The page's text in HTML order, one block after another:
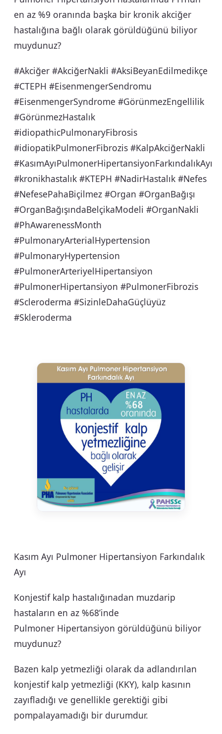
en az %9 oranında başka bir kronik akciğer
hastalığına bağlı olarak görüldüğünü biliyor
muydunuz?
#Akciğer #AkciğerNakli #AksiBeyanEdilmedikçe
#CTEPH #EisenmengerSendromu
#EisenmengerSyndrome #GörünmezEngellilik
#GörünmezHastalık
#idiopathicPulmonaryFibrosis
#idiopatikPulmonerFibrozis #KalpAkciğerNakli
#KasımAyıPulmonerHipertansiyonFarkındalıkAyı
#kronikhastalık #KTEPH #NadirHastalık #Nefes
#NefesePahaBiçilmez #Organ #OrganBağışı
#OrganBağışındaBelçikaModeli #OrganNakli
#PhAwarenessMonth
#PulmonaryArterialHypertension
#PulmonaryHypertension
#PulmonerArteriyelHipertansiyon
#PulmonerHipertansiyon #PulmonerFibrozis
#Scleroderma #SizinleDahaGüçlüyüz
#Skleroderma
Kasım Ayı Pulmoner Hipertansiyon Farkındalık
Ayı
Konjestif kalp hastalığınadan muzdarip
hastaların en az %68’inde
Pulmoner Hipertansiyon görüldüğünü biliyor
muydunuz?
Bazen kalp yetmezliği olarak da adlandırılan
konjestif kalp yetmezliği (KKY), kalp kasının
zayıfladığı ve genellikle gerektiği gibi
pompalayamadığı bir durumdur.